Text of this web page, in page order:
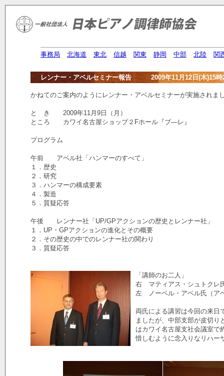
事務局 北海道 東北 信越 関東 静岡 中部 北陸 関
レンナー・アベルセミナー報告 2009年11月12日(木)15時
かねてのご案内のようにレンナー・アベルセミナーが実施されま
と き 2009年11月9日（月）
ところ カワイ名古屋ショップ２Fホール『ブ―レ』
プログラム
午前 アベル社「ハンマーのすべて」
１．歴史
２．研究
３．ハンマーの構成要素
４．製造
５．質疑応答
午後 レンナー社「UP/GPアクションの歴史とレンナー社」
１．UP・GPアクションの進化とその概要
２．その歴史の中でのレンナー社の関わり
３．質疑応答
「講師のお二人」
右 マティアス・シュトクレ
左 ノーベル・アベル氏（ア
両氏による講習は今回の来日
ましたが、中部支部が皮切り
はカワイ名古屋支社会議室で
惜しむように念入りなリハー